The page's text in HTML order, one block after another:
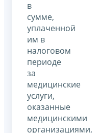
в
сумме,
уплаченной
им в
налоговом
периоде
за
медицинские
услуги,
оказанные
медицинскими
организациями,